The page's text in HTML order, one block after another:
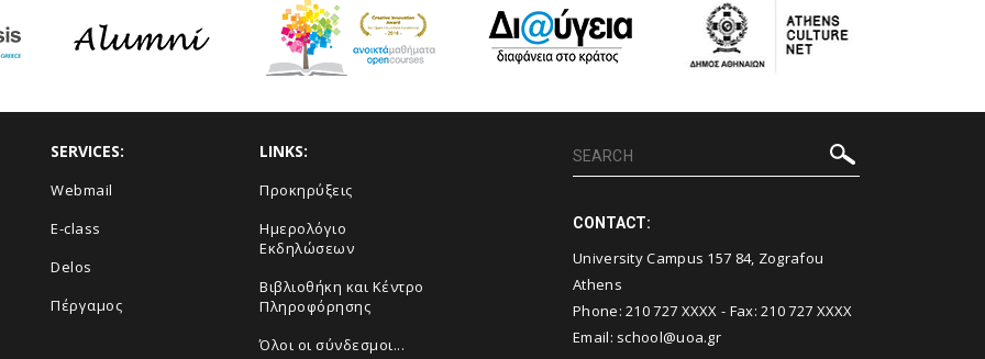
SERVICES:
Webmail
E-class
Delos
Πέργαμος
LINKS:
Προκηρύξεις
Ημερολόγιο
Εκδηλώσεων
Βιβλιοθήκη και Κέντρο
Πληροφόρησης
Όλοι οι σύνδεσμοι...
CONTACT:
University Campus 157 84, Zografou
Athens
Phone:210 727 XXXX - Fax:210 727 XXXX
Email: school@uoa.gr